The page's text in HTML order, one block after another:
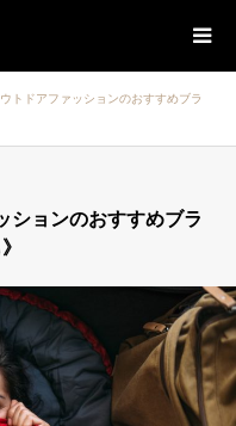
ウトドアファッションのおすすめブラ
ションのおすすめブラ